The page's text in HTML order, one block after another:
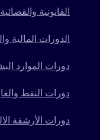
القانونية
الدورات المالية
دورات الموارد
دورات النفط
دورات الأرشفة